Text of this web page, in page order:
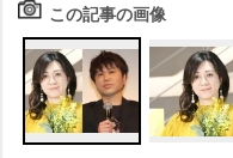
この記事の画像